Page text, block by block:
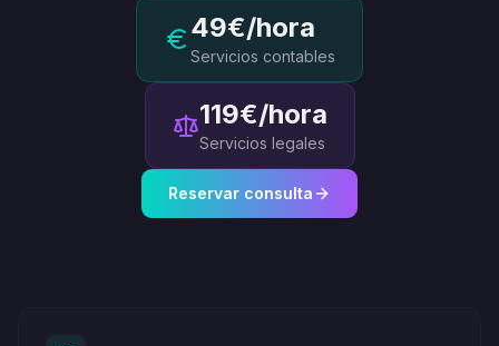
49€/hora
Servicios contables
119€/hora
Servicios legales
Reservar consulta